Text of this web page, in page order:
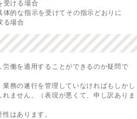
受ける場合
的な指示を受けてその指示どおりに
る場合
働を適用することができるのか疑問で
務の遂行を管理していなければもしかし
ません。（表現が悪くて、申し訳ありま
はあります。